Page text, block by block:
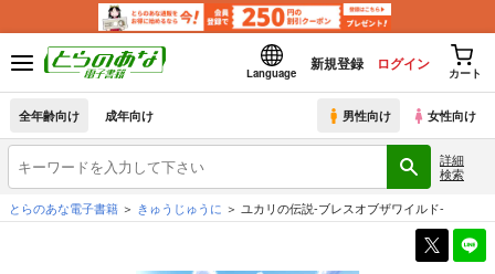
Language
新規登録 ログイン
カート
全年齢向け 成年向け 男性向け 女性向け
詳細
検索
とらのあな電子書籍
きゅうじゅうに ユカリの伝説-ブレスオブザワイルド-